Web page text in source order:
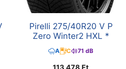
Pirelli 275/40R20 V P
Zero Winter2 HXL *
A C 71 dB